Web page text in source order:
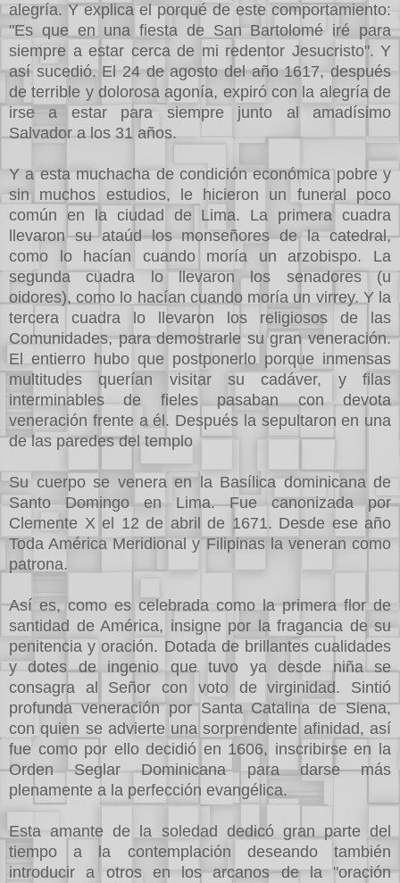
alegría. Y explica el porqué de este comportamiento:
"Es que en una fiesta de San Bartolomé iré para
siempre a estar cerca de mi redentor Jesucristo". Y
así sucedió. El 24 de agosto del año 1617, después
de terrible y dolorosa agonía, expiró con la alegría de
irse a estar para siempre junto al amadísimo
Salvador a los 31 años.
Y a esta muchacha de condición económica pobre y
sin muchos estudios, le hicieron un funeral poco
común en la ciudad de Lima. La primera cuadra
llevaron su ataúd los monseñores de la catedral,
como lo hacían cuando moría un arzobispo. La
segunda cuadra lo llevaron los senadores (u
oidores), como lo hacían cuando moría un virrey. Y la
tercera cuadra lo llevaron los religiosos de las
Comunidades, para demostrarle su gran veneración.
El entierro hubo que postponerlo porque inmensas
multitudes querían visitar su cadáver, y filas
interminables de fieles pasaban con devota
veneración frente a él. Después la sepultaron en una
de las paredes del templo
Su cuerpo se venera en la Basílica dominicana de
Santo Domingo en Lima. Fue canonizada por
Clemente X el 12 de abril de 1671. Desde ese año
Toda América Meridional y Filipinas la veneran como
patrona.
Así es, como es celebrada como la primera flor de
santidad de América, insigne por la fragancia de su
penitencia y oración. Dotada de brillantes cualidades
y dotes de ingenio que tuvo ya desde niña se
consagra al Señor con voto de virginidad. Sintió
profunda veneración por Santa Catalina de Siena,
con quien se advierte una sorprendente afinidad, así
fue como por ello decidió en 1606, inscribirse en la
Orden Seglar Dominicana para darse más
plenamente a la perfección evangélica.
Esta amante de la soledad dedicó gran parte del
tiempo a la contemplación deseando también
introducir a otros en los arcanos de la "oración